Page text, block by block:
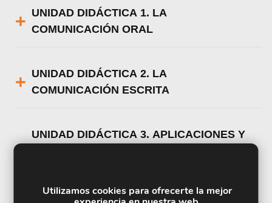
UNIDAD DIDÁCTICA 1. LA
COMUNICACIÓN ORAL
UNIDAD DIDÁCTICA 2. LA
COMUNICACIÓN ESCRITA
UNIDAD DIDÁCTICA 3. APLICACIONES Y
COMUNICACIÓN EMPRESARIAL
Utilizamos cookies para ofrecerte la mejor